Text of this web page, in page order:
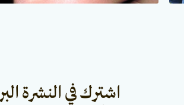
اشترك في النشرة